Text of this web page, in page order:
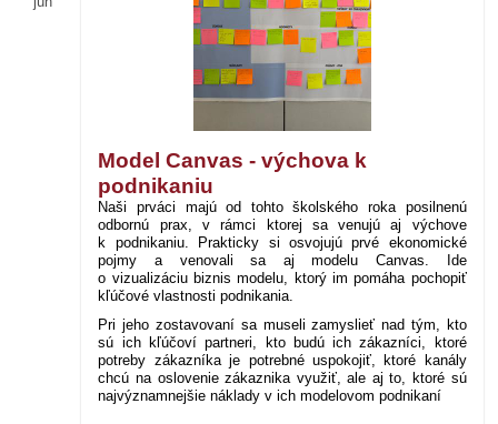
Model Canvas - výchova k
podnikaniu
Naši prváci majú od tohto školského roka posilnenú
odbornú prax, v rámci ktorej sa venujú aj výchove
k podnikaniu. Prakticky si osvojujú prvé ekonomické
pojmy a venovali sa aj modelu Canvas. Ide
o vizualizáciu biznis modelu, ktorý im pomáha pochopiť
kľúčové vlastnosti podnikania.
Pri jeho zostavovaní sa museli zamyslieť nad tým, kto
sú ich kľúčoví partneri, kto budú ich zákazníci, ktoré
potreby zákazníka je potrebné uspokojiť, ktoré kanály
chcú na oslovenie zákaznika využiť, ale aj to, ktoré sú
najvýznamnejšie náklady v ich modelovom podnikaní